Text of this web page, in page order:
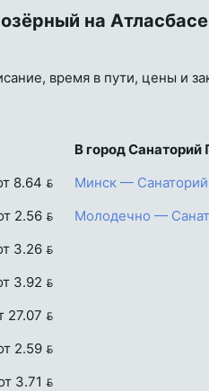
на
время в пути, цены и
8.64 
2.56 
3.26 
3.92 
27.07 
2.59 
3.71 
В город Санаторий
Минск —
Молодечно —